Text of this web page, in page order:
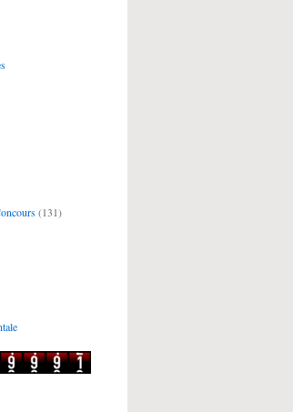
(131)